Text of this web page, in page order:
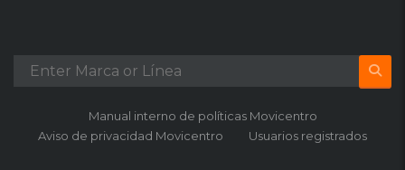
Manual interno de políticas Movicentro
Aviso de privacidad Movicentro
Usuarios registrados